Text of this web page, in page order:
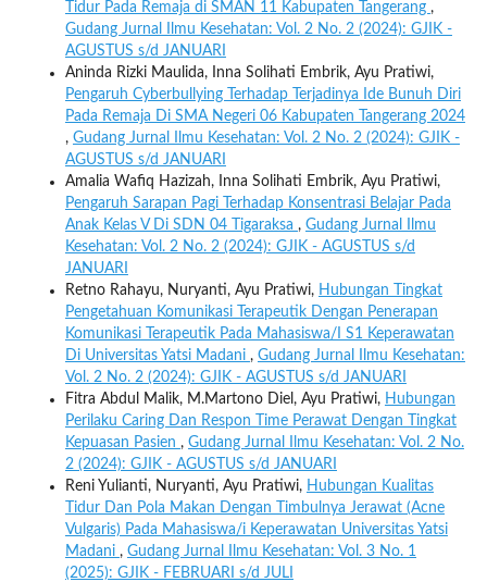
Tidur Pada Remaja di SMAN 11 Kabupaten Tangerang ,
Gudang Jurnal Ilmu Kesehatan: Vol. 2 No. 2 (2024): GJIK -
AGUSTUS s/d JANUARI
Aninda Rizki Maulida, Inna Solihati Embrik, Ayu Pratiwi,
Pengaruh Cyberbullying Terhadap Terjadinya Ide Bunuh Diri
Pada Remaja Di SMA Negeri 06 Kabupaten Tangerang 2024
, Gudang Jurnal Ilmu Kesehatan: Vol. 2 No. 2 (2024): GJIK -
AGUSTUS s/d JANUARI
Amalia Wafiq Hazizah, Inna Solihati Embrik, Ayu Pratiwi,
Pengaruh Sarapan Pagi Terhadap Konsentrasi Belajar Pada
Anak Kelas V Di SDN 04 Tigaraksa , Gudang Jurnal Ilmu
Kesehatan: Vol. 2 No. 2 (2024): GJIK - AGUSTUS s/d
JANUARI
Retno Rahayu, Nuryanti, Ayu Pratiwi, Hubungan Tingkat
Pengetahuan Komunikasi Terapeutik Dengan Penerapan
Komunikasi Terapeutik Pada Mahasiswa/I S1 Keperawatan
Di Universitas Yatsi Madani , Gudang Jurnal Ilmu Kesehatan:
Vol. 2 No. 2 (2024): GJIK - AGUSTUS s/d JANUARI
Fitra Abdul Malik, M.Martono Diel, Ayu Pratiwi, Hubungan
Perilaku Caring Dan Respon Time Perawat Dengan Tingkat
Kepuasan Pasien , Gudang Jurnal Ilmu Kesehatan: Vol. 2 No.
2 (2024): GJIK - AGUSTUS s/d JANUARI
Reni Yulianti, Nuryanti, Ayu Pratiwi, Hubungan Kualitas
Tidur Dan Pola Makan Dengan Timbulnya Jerawat (Acne
Vulgaris) Pada Mahasiswa/i Keperawatan Universitas Yatsi
Madani , Gudang Jurnal Ilmu Kesehatan: Vol. 3 No. 1
(2025): GJIK - FEBRUARI s/d JULI